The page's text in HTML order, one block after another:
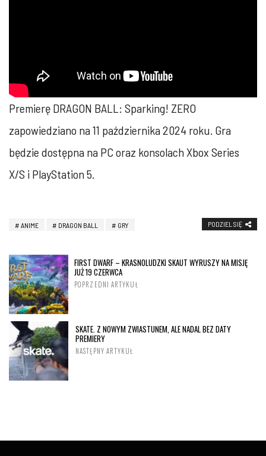
Premierę DRAGON BALL: Sparking! ZERO
zapowiedziano na 11 października 2024 roku. Gra
będzie dostępna na PC oraz konsolach Xbox Series
X/S i PlayStation 5.
ANIME DRAGON BALL GRY PODZIEL SIĘ
FIRST DWARF – KRASNOLUDZKI SKAUT WYRUSZY NA MISJĘ
JUŻ 19 CZERWCA
POPRZEDNI ARTYKUŁ
SKATE. Z NOWYM ZWIASTUNEM, ALE NADAL BEZ DATY
PREMIERY
NASTĘPNY ARTYKUŁ